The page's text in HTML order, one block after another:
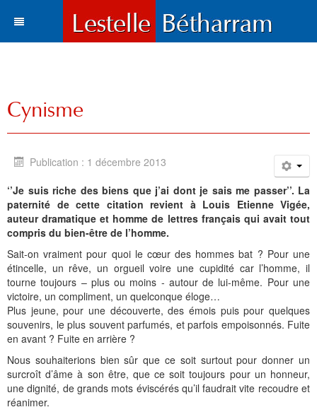
Vie municipale
Enfance et enseignement
Solidarité et environnement
Culture et loisirs
Sports
Histoire et patrimoine
Situation et accès
Cartes
Plans de la commune
Fonds d'écran
Photos et cartes postales
Cartes postales anciennes
Le village en images
Contacts
Tourisme
Hôtels l Restaurants
Gîtes et meublés
Chambres d'Hôtes
Camping et chalets
Accueil des groupes
Aires de pique-nique
Sports et loisirs
Bases de Loisirs
Balades et randonnées
Parcours d'orientation
Montagne et eaux vives
Visites et découvertes
Les Grottes de Bétharram
Produits régionaux
Artisanats d'arts
Manifestations
Liens touristiques
Montagne
La Bastide
La Chapelle de Bétharram
Reconstruction du Pont
Le XVIIIe siécle
Jusqu'au XXe siécle
Vers le progrès
Le XXe siécle
Toponymie
Le nom de Lestelle
Toponymie gasconne
Chroniques locales
Archives
La charte de Lestelle
Municipalité depuis 1789
Translation du cimetière
Recensement de 1385
Patrimoines
L'église Saint Jean-Baptiste
Le cimetière
Le monument aux morts
Le moulin
Cartes anciennes
Mots du maire
Bienvenue
Archives
Le conseil municipal
Les membres du Conseil
Commissions municipales
Représentations externes
PV du Conseil Municipal
Informations
Le service administratif
Le service technique
Le service scolaire
Services aux personnes
Communauté de communes
Conseil Communautaire
Compétences
Réalisations
Plan Local d'Urbanisme
PLU 2025 modification simplifiée N° 1
PLU 2020
PLU 2011 - Règlement
Restauration du calvaire
Équipements
Aménagements
Vie locale
Santé
Education
Petite enfance
Ecole publique
Collège et lycées
Collèges aux alentours
Lycées aux alentours
Entreprises
L'activité Lestelloise
Sports
Associations
Services publics
Services aux jeunes
Culte
Bétharram
Histoire
Chronologie
La légende
Les pèlerinages
Récit de voyage en 1645
Patrimoine
La Chapelle Notre Dame
La Chapelle Saint Michel
Le calvaire
Le vieux pont
La vie à Bétharram
L'ensemble scolaire
La maison de retraite
Les accueils
Votre séjour
Cynisme
Publication : 1 décembre 2013
‘’Je suis riche des biens que j’ai dont je sais me passer’’. La
paternité de cette citation revient à Louis Etienne Vigée,
auteur dramatique et homme de lettres français qui avait tout
compris du bien-être de l’homme.
Sait-on vraiment pour quoi le cœur des hommes bat ? Pour une
étincelle, un rêve, un orgueil voire une cupidité car l’homme, il
tourne toujours – plus ou moins - autour de lui-même. Pour une
victoire, un compliment, un quelconque éloge…
Plus jeune, pour une découverte, des émois puis pour quelques
souvenirs, le plus souvent parfumés, et parfois empoisonnés. Fuite
en avant ? Fuite en arrière ?
Nous souhaiterions bien sûr que ce soit surtout pour donner un
surcroît d’âme à son être, que ce soit toujours pour un honneur,
une dignité, de grands mots éviscérés qu’il faudrait vite recoudre et
réanimer.